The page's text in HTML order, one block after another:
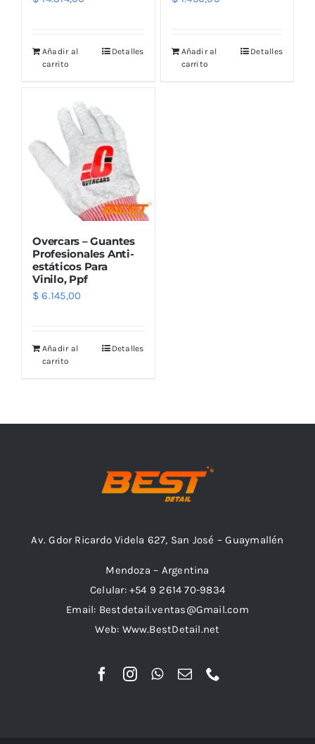
Añadir al
carrito
Detalles
Añadir al
carrito
Detalles
Overcars – Guantes
Profesionales Anti-
estáticos Para
Vinilo, Ppf
$ 6.145,00
Añadir al
carrito
Detalles
Av. Gdor Ricardo Videla 627, San José – Guaymallén
Mendoza – Argentina
Celular: +54 9 2614 70-9834
Email: Bestdetail.ventas@Gmail.com
Web: Www.BestDetail.net